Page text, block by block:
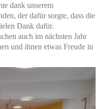
dank unserem
der dafür sorgte, dass die
Dank dafür.
auch im nächsten Jahr
und ihnen etwas Freude in